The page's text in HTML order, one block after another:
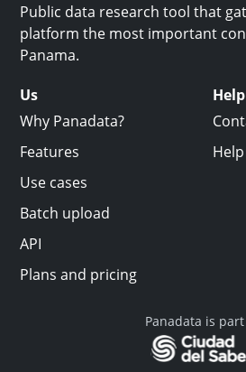
Public data research tool that
platform the most important
Panama.
Us
Why Panadata?
Features
Use cases
Batch upload
API
Plans and pricing
Help
Panadata is